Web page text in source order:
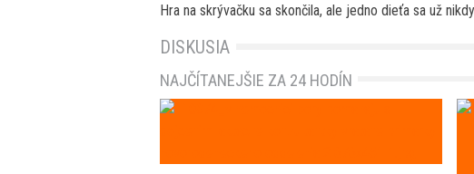
Hra na skrývačku sa skončila, ale jedno dieťa sa už
DISKUSIA
NAJČÍTANEJŠIE ZA 24 HODÍN